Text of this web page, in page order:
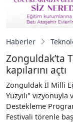
Haberler
Zonguldak’ta
kapılarını açtı
Zonguldak İl Milli
Yüzyılı" vizyonuyla
Destekleme
Festivali törenle